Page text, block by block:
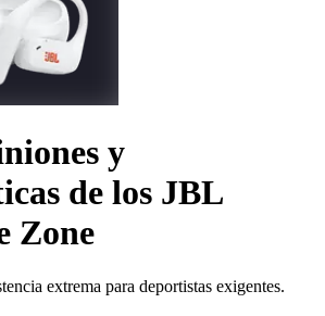
y
de los JBL
Zone
extrema para deportistas exigentes.